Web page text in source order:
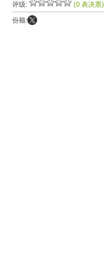
评级: (0 表决票)
份额: